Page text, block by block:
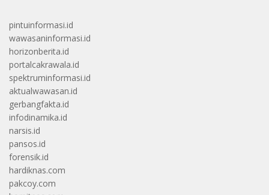
pintuinformasi.id
wawasaninformasi.id
horizonberita.id
portalcakrawala.id
spektruminformasi.id
aktualwawasan.id
gerbangfakta.id
infodinamika.id
narsis.id
pansos.id
forensik.id
hardiknas.com
pakcoy.com